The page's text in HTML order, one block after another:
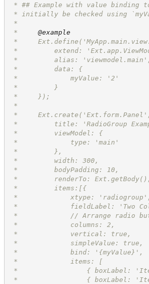
* ## Example with value binding
* initially be checked using
*
* @example
*
*         extend:
*         alias: 'viewmodel.main',
*         data: {
*             myValue: '2'
*         }
*     });
*
*
*         title: 'RadioGroup
*         viewModel: {
*             type: 'main'
*         },
*         width: 300,
*         bodyPadding: 10,
*         renderTo: Ext.getBody(),
*         items:[{
*             xtype: 'radiogroup',
*             fieldLabel: 'Two
*             // Arrange radio
*             columns: 2,
*             vertical: true,
*             simpleValue:
*             bind: '{myValue}',
*             items: [
*                 { boxLabel:
*                 { boxLabel: